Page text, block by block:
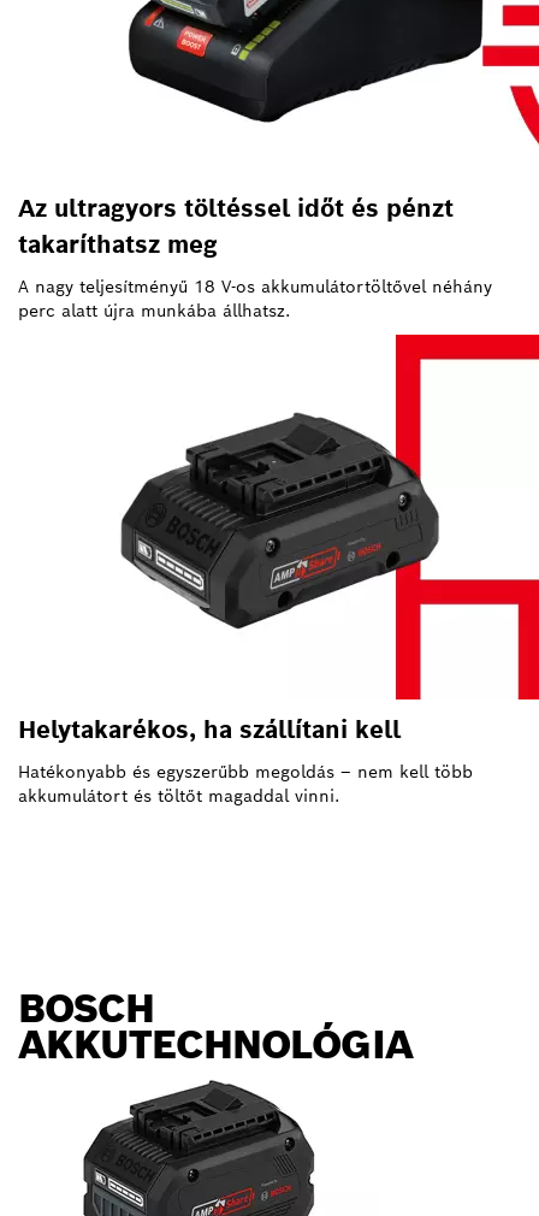
Az ultragyors töltéssel időt és pénzt
takaríthatsz meg
A nagy teljesítményű 18 V-os akkumulátortöltővel néhány
perc alatt újra munkába állhatsz.
Helytakarékos, ha szállítani kell
Hatékonyabb és egyszerűbb megoldás – nem kell több
akkumulátort és töltőt magaddal vinni.
BOSCH
AKKUTECHNOLÓGIA